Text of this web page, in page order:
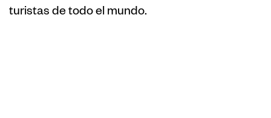
turistas de todo el mundo.